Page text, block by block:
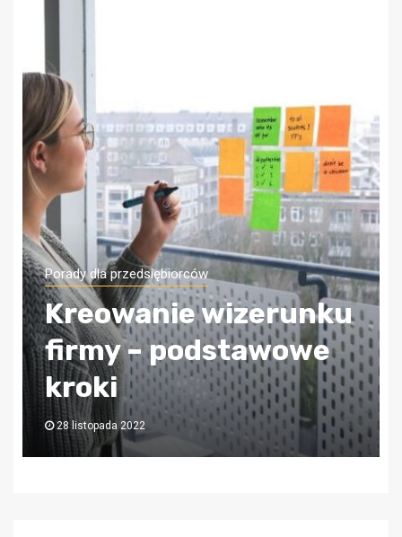
Porady dla przedsiębiorców
Jak zapewnić sobie
bezpieczeństwo
finansowe firmy?
Wybierz odpowiednią
księgową!
6 lipca 2022